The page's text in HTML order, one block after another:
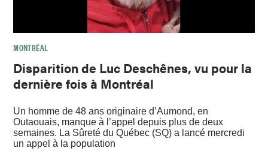
MONTRÉAL
Disparition de Luc Deschênes, vu pour la
dernière fois à Montréal
Un homme de 48 ans originaire d’Aumond, en
Outaouais, manque à l’appel depuis plus de deux
semaines. La Sûreté du Québec (SQ) a lancé mercredi
un appel à la population